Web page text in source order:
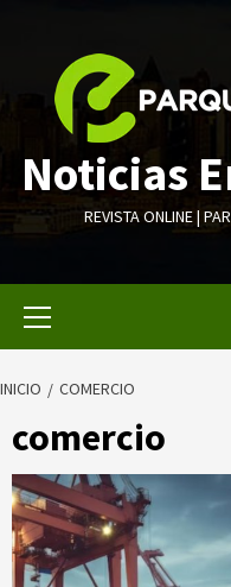
contenido
Noticias
REVISTA ONLINE |
INICIO COMERCIO
comercio